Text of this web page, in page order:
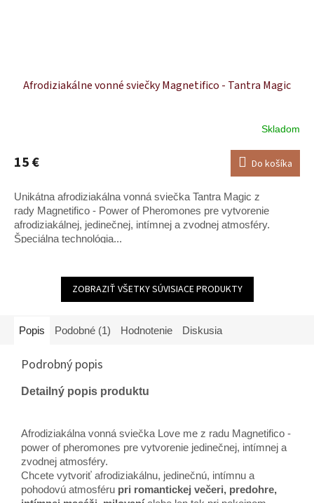
Afrodiziakálne vonné sviečky Magnetifico - Tantra Magic
produktu
z
5
hviezdičiek.
Skladom
15 € Do košíka
Unikátna afrodiziakálna vonná sviečka Tantra Magic z
rady Magnetifico - Power of Pheromones pre vytvorenie
afrodiziakálnej, jedinečnej, intímnej a zvodnej atmosféry.
Špeciálna technológia...
ZOBRAZIŤ VŠETKY SÚVISIACE PRODUKTY
Popis Podobné (1) Hodnotenie Diskusia
Podrobný popis
Detailný popis produktu
Afrodiziakálna vonná sviečka Love me z radu Magnetifico -
power of pheromones pre vytvorenie jedinečnej, intímnej a
zvodnej atmosféry.
Chcete vytvoriť afrodiziakálnu, jedinečnú, intímnu a
pohodovú atmosféru pri romantickej večeri, predohre,